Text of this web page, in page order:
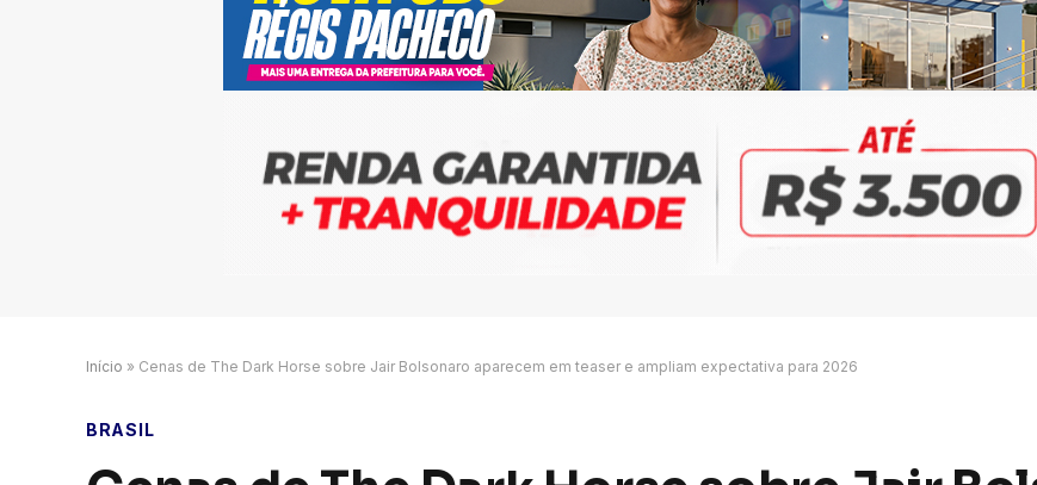
Início » Cenas de The Dark Horse sobre Jair Bolsonaro aparecem em teaser e ampliam expectativa para 2026
BRASIL